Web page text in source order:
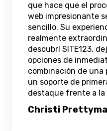
que hace que el
web impresionante
sencillo. Su
realmente
descubrí SITE123,
opciones de
combinación de
un soporte de
destaque frente a la
Christi